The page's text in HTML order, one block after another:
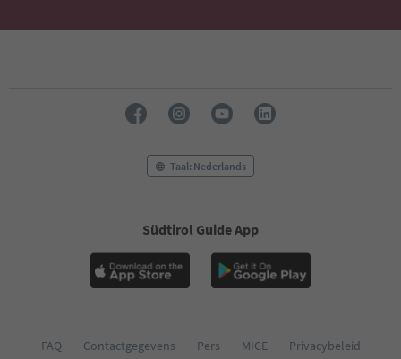
Taal: Nederlands
Südtirol Guide App
FAQ Contactgegevens Pers MICE
Privacybeleid